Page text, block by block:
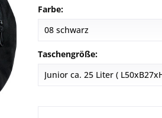
Farbe:
Taschengröße: